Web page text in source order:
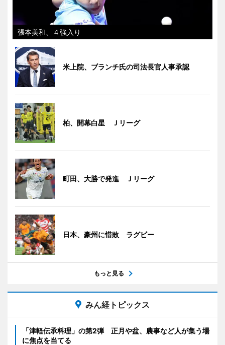
張本美和、４強入り
米上院、ブランチ氏の司法長官人事承認
柏、開幕白星 Ｊリーグ
町田、大勝で発進 Ｊリーグ
日本、豪州に惜敗 ラグビー
もっと見る
みん経トピックス
「津軽伝承料理」の第2弾 正月や盆、農事など人が集う場
に焦点を当てる